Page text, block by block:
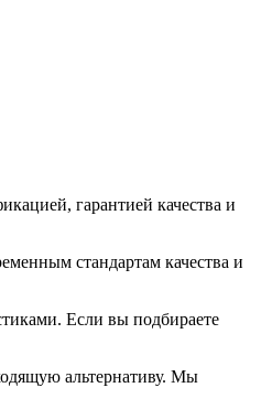
гарантией качества и
стандартам качества и
Если вы подбираете
альтернативу. Мы